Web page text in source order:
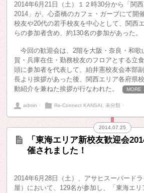
2014年6月21日（土）１２時30分から「関
2014」が、心斎橋のカフェ・ガーブにて開
校友や20代の若手校友を中心として、関西
らの参加者含め、約130名の参加があった。
今回の歓迎会は、2階を大阪・奈良・和歌
賀・兵庫在住・勤務校友のフロアとする立
頭に参加者を代表して、絈井憲校友会本部
長より挨拶があった後、関西エリア各府県
動紹介を兼ねた挨拶が行なわれた。
MORE
admin ⋅ Re-Connect KANSAI ,未分類 ⋅
2014.07.25
「東海エリア新校友歓迎会
催されました！
2014年6月28日（土）、アサヒスーパード
屋）において、129名が参加し、「東海エリ